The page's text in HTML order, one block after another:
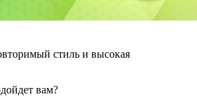
стиль и высокая
вам?